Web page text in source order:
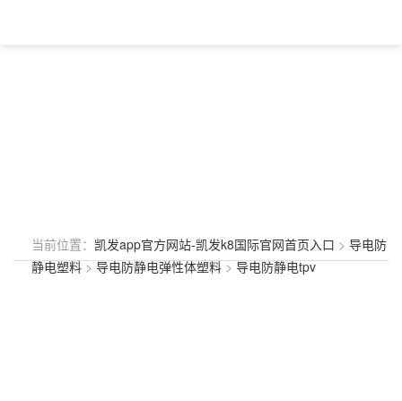
当前位置： 凯发app官方网站-凯发k8国际官网首页入口 > 导电防
静电塑料>导电防静电弹性体塑料>导电防静电tpv